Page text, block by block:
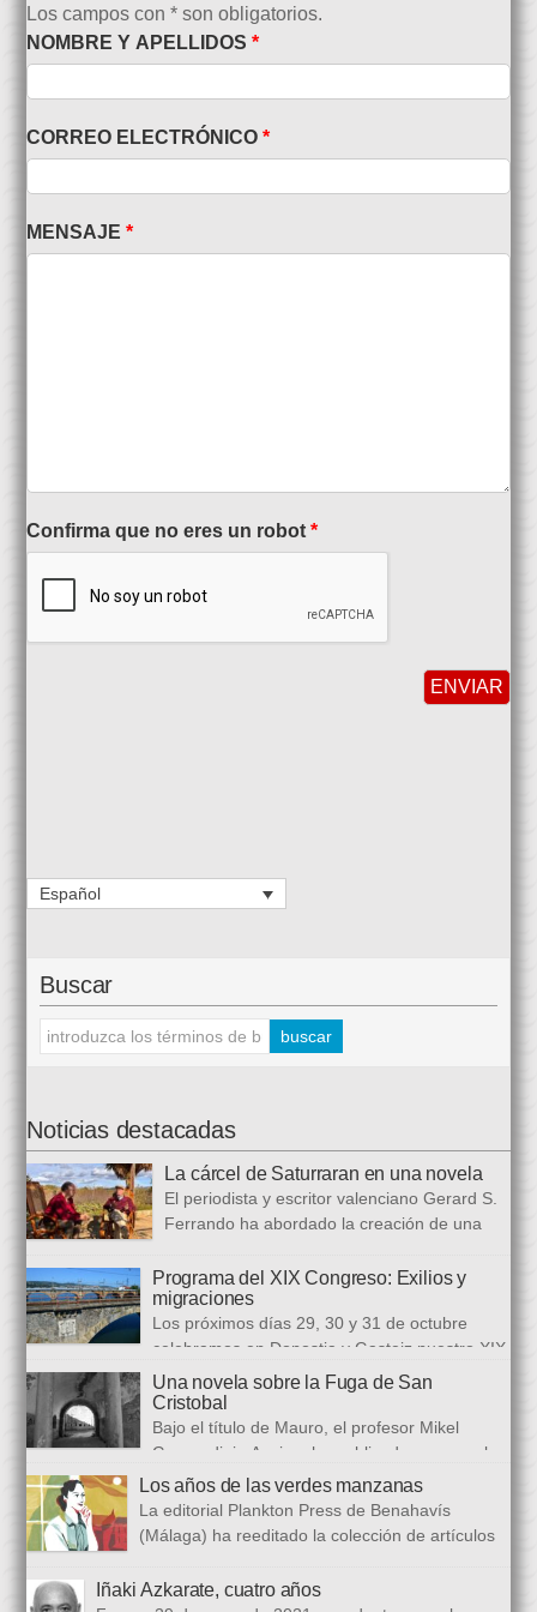
Los campos con * son obligatorios.
NOMBRE Y APELLIDOS*
CORREO ELECTRÓNICO*
MENSAJE*
Confirma que no eres un robot*
Español
Buscar
Noticias destacadas
La cárcel de Saturraran en una novela
El periodista y escritor valenciano Gerard S.
Ferrando ha abordado la creación de una
realidad actual, con numerosas referencias al pasado. El ciclo
se inició en 2024 con Cariño, soy un iai@flauta, continuó en
2025 con Los abrazos aplazados y finalizará con Las
ausencias que heredamos, directamente ligada […]
Programa del XIX Congreso: Exilios y
migraciones
Los próximos días 29, 30 y 31 de octubre
celebramos en Donostia y Gasteiz nuestro XIX
congreso internacional, con especialistas de muy diversas
universidades y procedencias. En esta ocasión se trata de
establecer paralelismos entre los fugitivos de la Guerra Civil
española y estos otros hombres y mujeres que arriban a
nuestro país desde territorios […]
Una novela sobre la Fuga de San
Cristobal
Bajo el título de Mauro, el profesor Mikel
Guerendiain Azpiroz ha publicado una novela
histórica en castellano en la que ficciona los sucesos de la
tristemente fuga del fuerte de San Cristobal, en el monte
Ezkaba, una de las mayores evasiones carcelarias de Europa,
que se convirtió en un auténtico baño de sangre: 206
republicanos […]
Los años de las verdes manzanas
La editorial Plankton Press de Benahavís
(Málaga) ha reeditado la colección de artículos
de las verdes manzanas” Cecilia García de Guilarte publicó del
Iñaki Azkarate, cuatro años